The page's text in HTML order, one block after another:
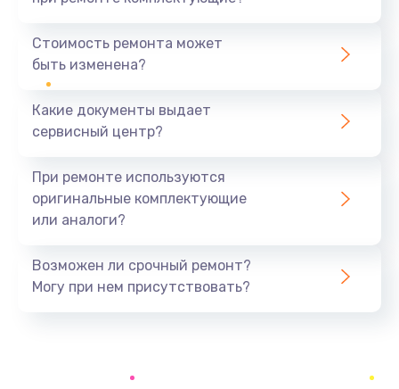
386 руб.
Замена заднего стекла телефона
Замена аккумулятора (батареи) телефона
Заказать
Стоимость ремонта может
быть изменена?
Какие документы выдает
сервисный центр?
При ремонте используются
оригинальные комплектующие
или аналоги?
Возможен ли срочный ремонт?
Могу при нем присутствовать?